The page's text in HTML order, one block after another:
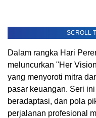
SCROLL
Dalam rangka Hari
meluncurkan "Her
yang menyoroti mitra
pasar keuangan. Seri
beradaptasi, dan pola
perjalanan profesional